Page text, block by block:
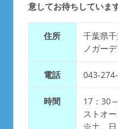
意してお待ちしています
住所
千葉県
ノガー
電話 043-
時間
17：30
ストオ
※土、日